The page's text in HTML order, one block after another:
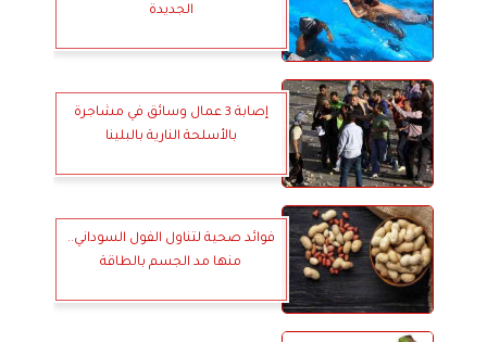
الجديدة
إصابة 3 عمال وسائق في مشاجرة
بالأسلحة النارية بالبلينا
فوائد صحية لتناول الفول السوداني..
منها مد الجسم بالطاقة